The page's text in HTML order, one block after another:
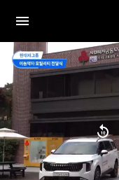
전체
메뉴